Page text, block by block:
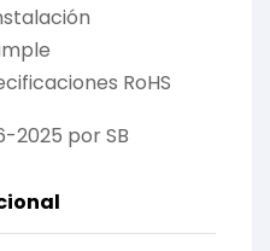
RoHS
2025 por SB